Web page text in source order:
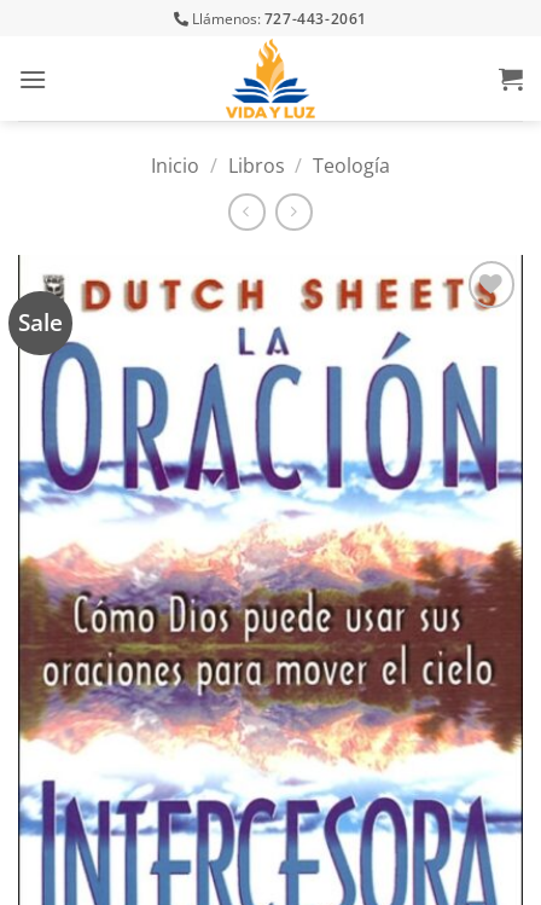
content
Llámenos:727-443-2061
Inicio / Libros / Teología
Sale
lista
deseos